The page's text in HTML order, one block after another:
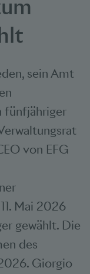
sein Amt
fünfjähriger
von EFG
Mai 2026
gewählt. Die
des
Giorgio